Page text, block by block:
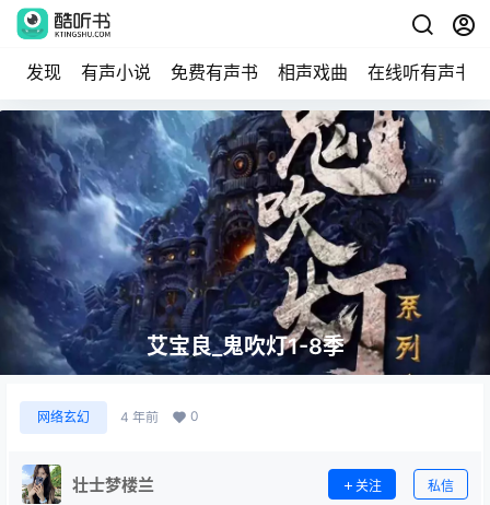
发现 有声小说 免费有声书 相声戏曲 在线听有声书
艾宝良_鬼吹灯1-8季
网络玄幻 4 年前 0
壮士梦楼兰 关注 私信